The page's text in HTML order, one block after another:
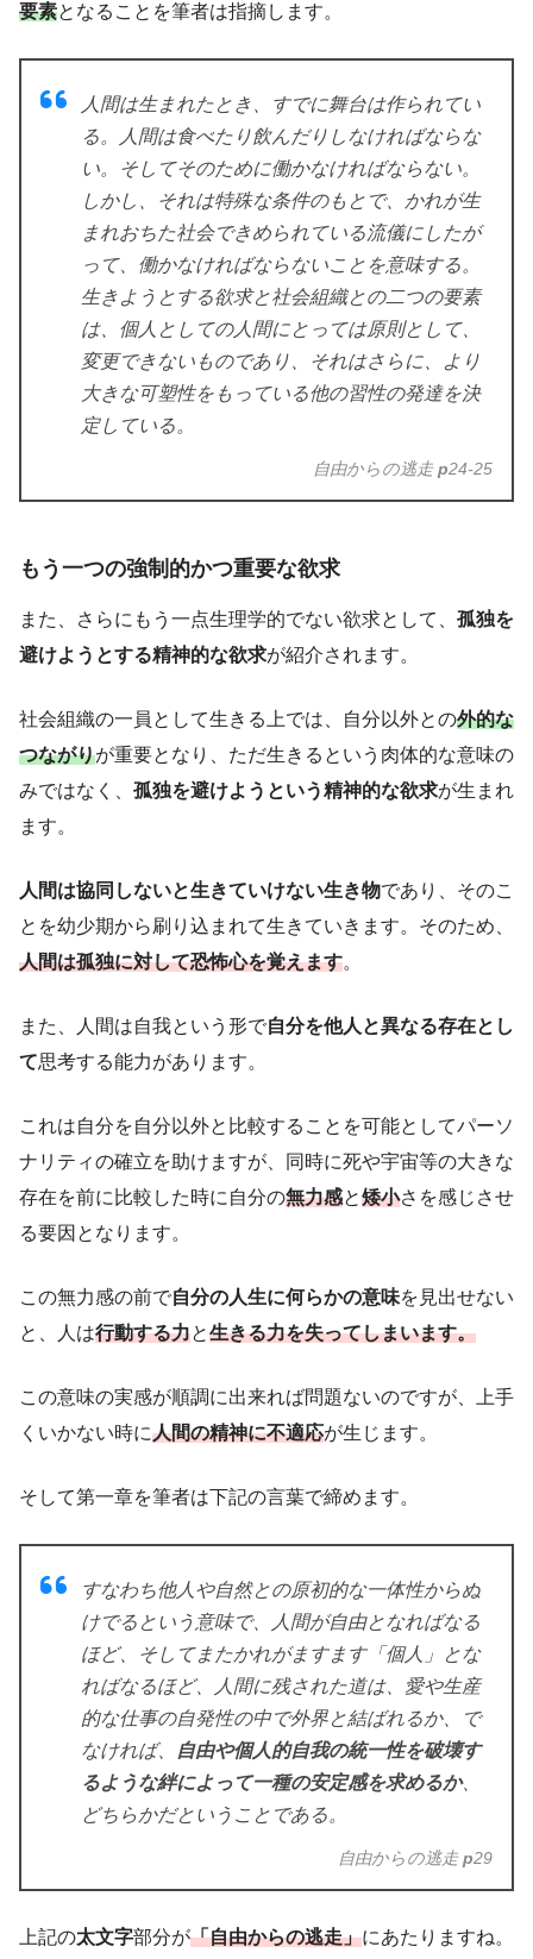
要素となることを筆者は指摘します。
人間は生まれたとき、すでに舞台は作られてい
る。人間は食べたり飲んだりしなければならな
い。そしてそのために働かなければならない。
しかし、それは特殊な条件のもとで、かれが生
まれおちた社会できめられている流儀にしたが
って、働かなければならないことを意味する。
生きようとする欲求と社会組織との二つの要素
は、個人としての人間にとっては原則として、
変更できないものであり、それはさらに、より
大きな可塑性をもっている他の習性の発達を決
定している。
自由からの逃走p24-25
もう一つの強制的かつ重要な欲求
また、さらにもう一点生理学的でない欲求として、 孤独を
避けようとする精神的な欲求が紹介されます。
社会組織の一員として生きる上では、自分以外との外的な
つながりが重要となり、ただ生きるという肉体的な意味の
みではなく、 孤独を避けようという精神的な欲求が生まれ
ます。
人間は協同しないと生きていけない生き物であり、そのこ
とを幼少期から刷り込まれて生きていきます。そのため、
人間は孤独に対して恐怖心を覚えます。
また、人間は自我という形で自分を他人と異なる存在とし
て思考する能力があります。
これは自分を自分以外と比較することを可能としてパーソ
ナリティの確立を助けますが、同時に死や宇宙等の大きな
存在を前に比較した時に自分の無力感と矮小さを感じさせ
る要因となります。
この無力感の前で自分の人生に何らかの意味を見出せない
と、人は行動する力と生きる力を失ってしまいます。
この意味の実感が順調に出来れば問題ないのですが、上手
くいかない時に人間の精神に不適応が生じます。
そして第一章を筆者は下記の言葉で締めます。
すなわち他人や自然との原初的な一体性からぬ
けでるという意味で、人間が自由となればなる
ほど、そしてまたかれがますます「個人」とな
ればなるほど、人間に残された道は、愛や生産
的な仕事の自発性の中で外界と結ばれるか、で
なければ、
自由や個人的自我の統一性を破壊す
るような絆によって一種の安定感を求めるか、
どちらかだということである。
自由からの逃走p29
上記の太文字部分が「自由からの逃走」にあたりますね。